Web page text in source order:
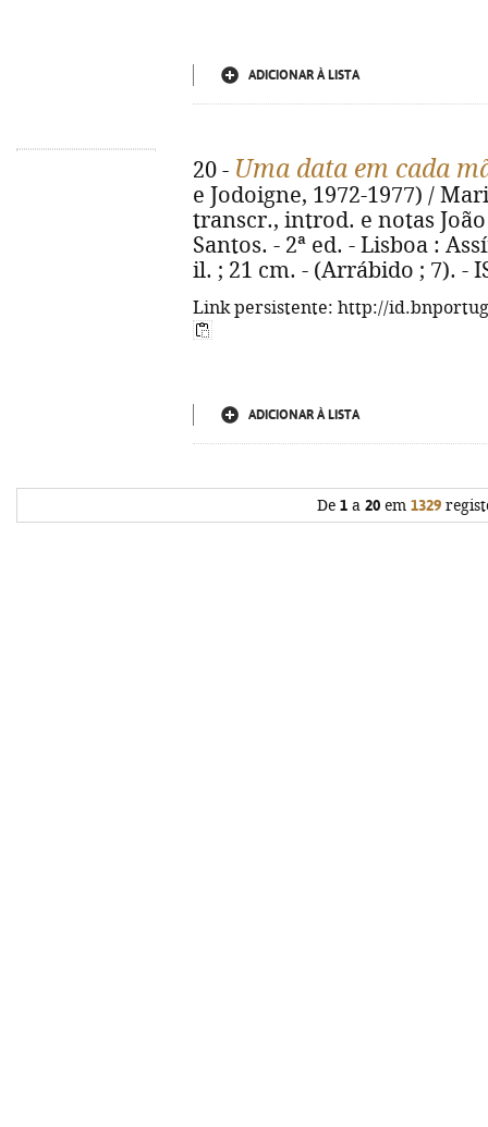
ADICIONAR À LISTA
20 - Uma data em cada
e Jodoigne, 1972-1977) /
transcr., introd. e notas
Santos. - 2ª ed. - Lisboa :
il. ; 21 cm. - (Arrábido ; 7). -
Link persistente: http://
ADICIONAR À LISTA
De 1a 20em 1329